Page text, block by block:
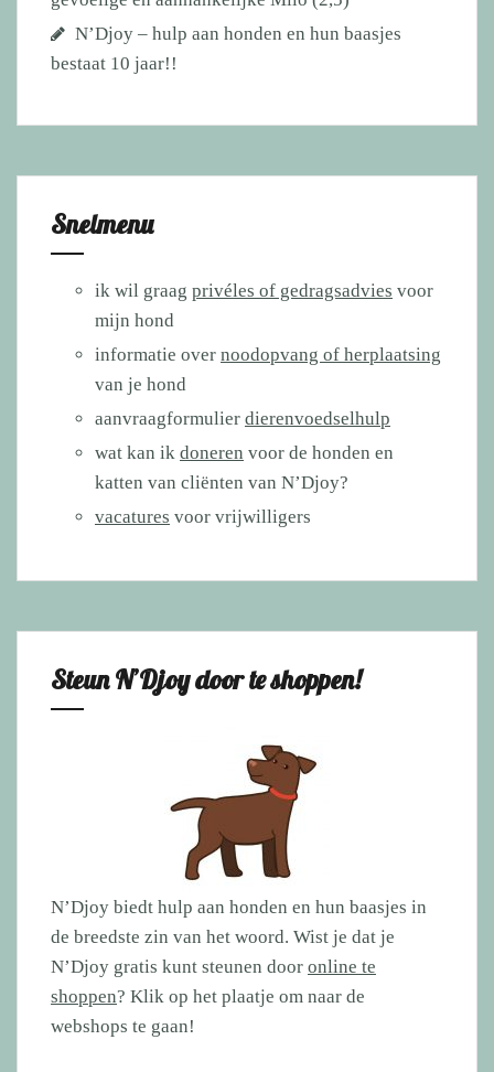
N’Djoy – hulp aan honden en hun baasjes
bestaat 10 jaar!!
Snelmenu
ik wil graag privéles of gedragsadvies voor
mijn hond
informatie over noodopvang of herplaatsing
van je hond
aanvraagformulier dierenvoedselhulp
wat kan ik doneren voor de honden en
katten van cliënten van N’Djoy?
vacatures voor vrijwilligers
Steun N’Djoy door te shoppen!
N’Djoy biedt hulp aan honden en hun baasjes in
de breedste zin van het woord. Wist je dat je
N’Djoy gratis kunt steunen door online te
shoppen? Klik op het plaatje om naar de
webshops te gaan!